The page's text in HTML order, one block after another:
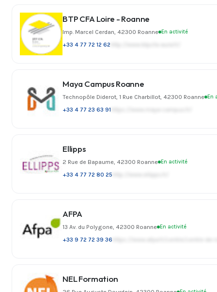
BTP CFA Loire - Roanne
Imp. Marcel Cerdan, 42300 Roanne En activité
+33 4 77 72 12 62
Maya Campus Roanne
Technopôle Diderot, 1 Rue Charbillot, 42300 Roanne En
+33 4 77 23 63 91
Ellipps
2 Rue de Bapaume, 42300 Roanne En activité
+33 4 77 72 80 25
AFPA
13 Av. du Polygone, 42300 Roanne En activité
+33 9 72 72 39 36
NEL Formation